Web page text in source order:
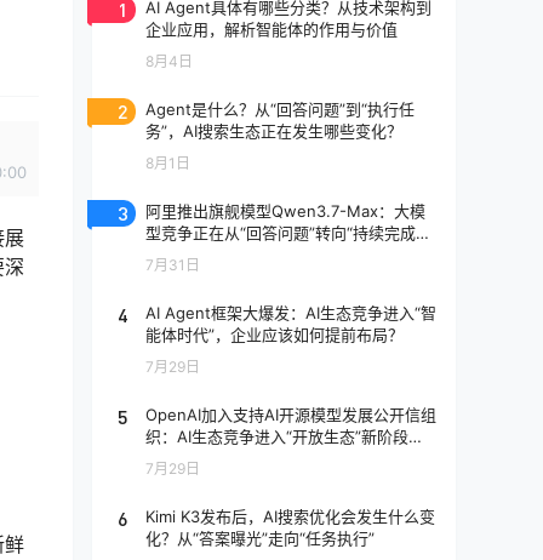
展
鲜
1
AI Agent具体有哪些分类？从技术架构到
企业应用，解析智能体的作用与价值
8月4日
2
Agent是什么？从“回答问题”到“执行任
务”，AI搜索生态正在发生哪些变化？
8月1日
3
阿里推出旗舰模型Qwen3.7-Max：大模
型竞争正在从“回答问题”转向“持续完成任
务”
7月31日
4
AI Agent框架大爆发：AI生态竞争进入“智
能体时代”，企业应该如何提前布局？
7月29日
5
OpenAI加入支持AI开源模型发展公开信组
织：AI生态竞争进入“开放生态”新阶段，
企业应该如何应对？
7月29日
6
Kimi K3发布后，AI搜索优化会发生什么变
化？从“答案曝光”走向“任务执行”